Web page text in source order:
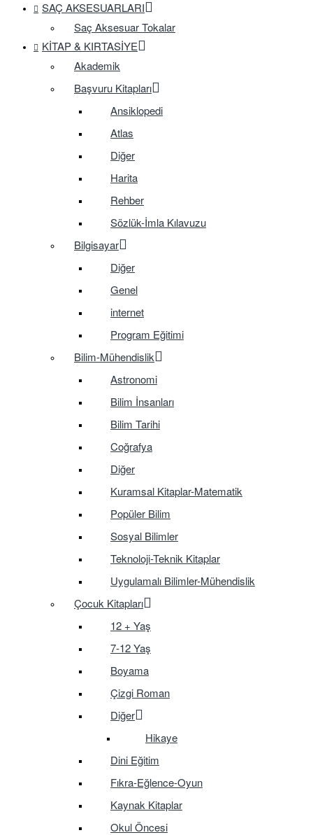
SAÇ AKSESUARLARI
Saç Aksesuar Tokalar
KITAP & KIRTASIYE
Akademik
Başvuru Kitapları
Ansiklopedi
Atlas
Diğer
Harita
Rehber
Sözlük-İmla Kılavuzu
Bilgisayar
Diğer
Genel
internet
Program Eğitimi
Bilim-Mühendislik
Astronomi
Bilim İnsanları
Bilim Tarihi
Coğrafya
Diğer
Kuramsal Kitaplar-Matematik
Popüler Bilim
Sosyal Bilimler
Teknoloji-Teknik Kitaplar
Uygulamalı Bilimler-Mühendislik
Çocuk Kitapları
12 + Yaş
7-12 Yaş
Boyama
Çizgi Roman
Diğer
Hikaye
Dini Eğitim
Fıkra-Eğlence-Oyun
Kaynak Kitaplar
Okul Öncesi